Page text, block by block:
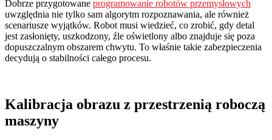
Dobrze przygotowane programowanie robotów przemysłowych
uwzględnia nie tylko sam algorytm rozpoznawania, ale również
scenariusze wyjątków. Robot musi wiedzieć, co zrobić, gdy detal
jest zasłonięty, uszkodzony, źle oświetlony albo znajduje się poza
dopuszczalnym obszarem chwytu. To właśnie takie zabezpieczenia
decydują o stabilności całego procesu.
Kalibracja obrazu z przestrzenią roboczą
maszyny